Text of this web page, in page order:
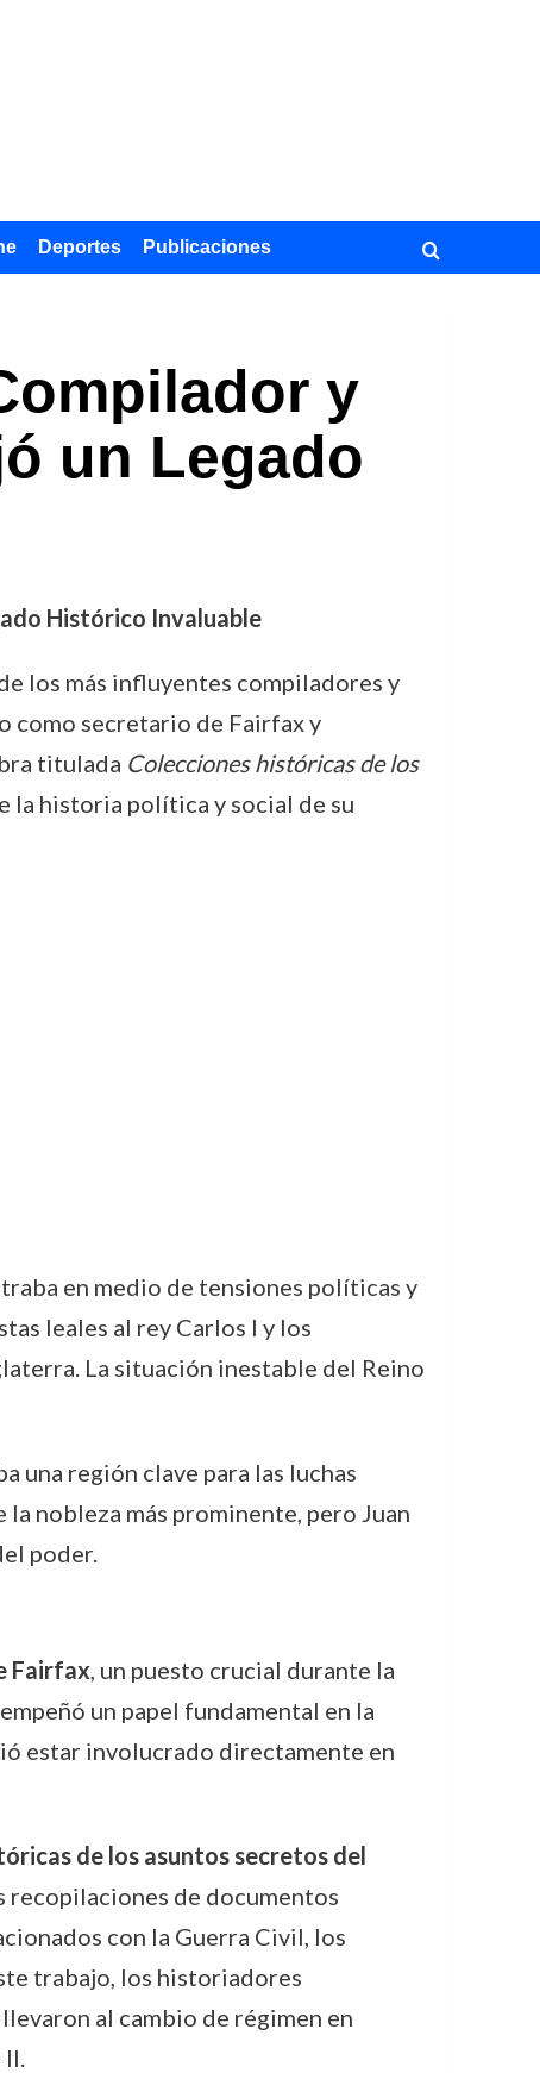
Deportes Publicaciones
y
un Legado
Histórico Invaluable
los más influyentes compiladores y
como secretario de Fairfax y
titulada Colecciones históricas de los
la historia política y social de su
en medio de tensiones políticas y
leales al rey Carlos I y los
La situación inestable del Reino
una región clave para las luchas
nobleza más prominente, pero Juan
poder.
Fairfax, un puesto crucial durante la
un papel fundamental en la
estar involucrado directamente en
de los asuntos secretos del
recopilaciones de documentos
con la Guerra Civil, los
trabajo, los historiadores
al cambio de régimen en